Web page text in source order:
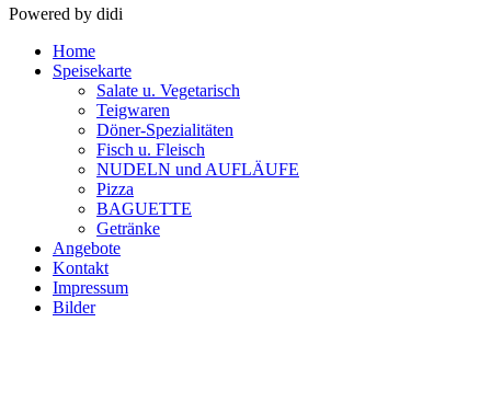
Powered by didi
Home
Speisekarte
Salate u. Vegetarisch
Teigwaren
Döner-Spezialitäten
Fisch u. Fleisch
NUDELN und AUFLÄUFE
Pizza
BAGUETTE
Getränke
Angebote
Kontakt
Impressum
Bilder